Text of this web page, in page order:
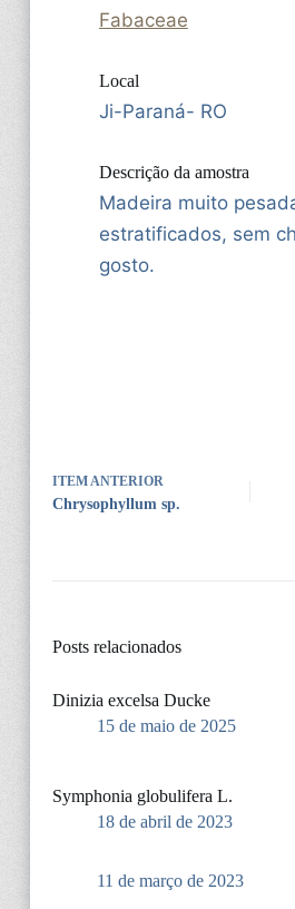
Fabaceae
Local
Ji-Paraná- RO
Descrição da amostra
Madeira muito
estratificados, sem
gosto.
ITEM ANTERIOR
Chrysophyllum sp.
Posts relacionados
Dinizia excelsa Ducke
15 de maio de 2025
Symphonia globulifera L.
18 de abril de 2023
11 de março de 2023